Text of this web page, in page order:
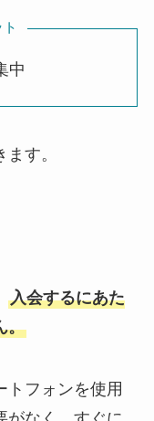
中
す。
入会するにあた
。
トフォンを使用